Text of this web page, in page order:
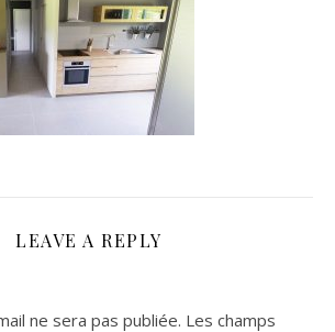
LEAVE A REPLY
ne sera pas publiée. Les champs